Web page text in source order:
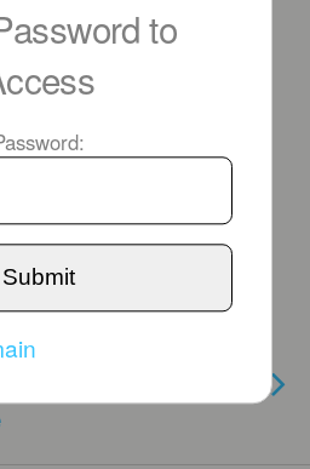
2024
Paris reçoit
to
Submit